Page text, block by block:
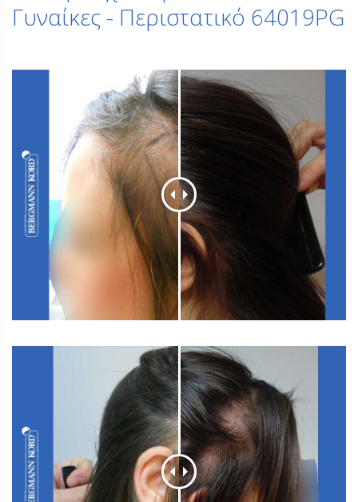
Γυναίκες - Περιστατικό 64019PG